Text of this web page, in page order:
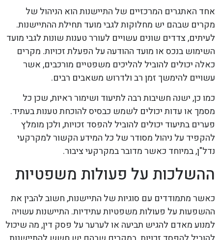
אחד האתגרים המרכזיים של התיישנות הוא הניהול של
מקרים שבהם יש מחלוקות לגבי מועד תחילת ההתיישנות.
לעיתים, צדדים שונים עשויים לעורר טענות שונות לגבי מועד
השימוש בנכס או מועד ההודעה על הפעלת זכויות. מקרים
כאלה יכולים להוביל להליכים משפטיים מורכבים, אשר
עשויים להימשך זמן רב ולדרוש משאבים רבים.
כמו כן, ישנה חשיבות רבה לתיעוד ושימור ראיות, שכן כל
מסמך או עדות יכולים לשמש כבסיס להוכחת טענות בעתיד.
פערים בתיעוד יכולים להוביל להפסד זכויות, ולכן מומלץ
להקפיד על ניהול מסודר של כל המידע הקשור למקרקעי
נדל"ן, במיוחד כאשר מדובר במקרקעי ציבור.
ההשלכות על פעולות משפטיות
כאשר מתמודדים עם סוגיות של התיישנות, חשוב להבין את
ההשפעות על פעולות משפטיות עתידיות. התיישנות עשויה
למנוע מאדם להגיש תביעה או לערער על פסק דין, מה שיכול